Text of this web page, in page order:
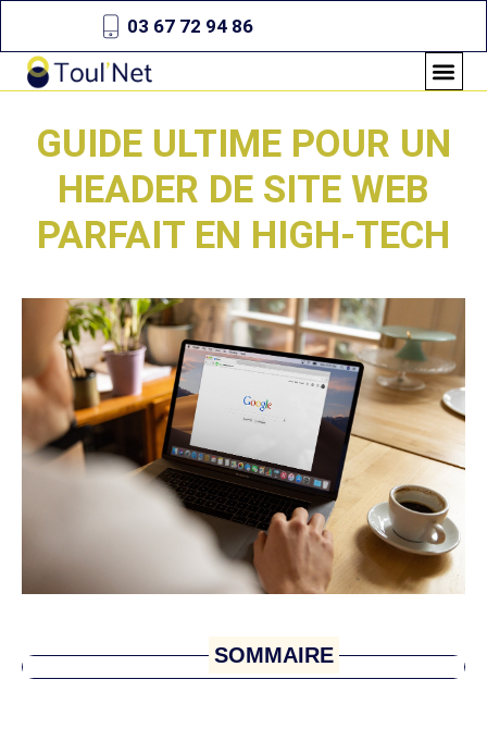
03 67 72 94 86
GUIDE ULTIME POUR UN
HEADER DE SITE WEB
PARFAIT EN HIGH-TECH
SOMMAIRE